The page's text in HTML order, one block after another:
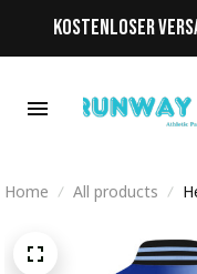
KOSTENLOSER
Home All products